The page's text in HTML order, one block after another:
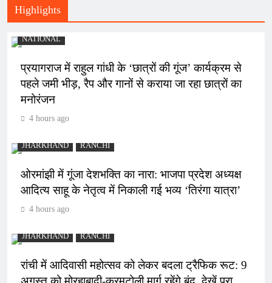
Highlights
NATIONAL
प्रयागराज में राहुल गांधी के ‘छात्रों की गूंज’ कार्यक्रम से
पहले जमी भीड़, रैप और गानों से कराया जा रहा छात्रों का
मनोरंजन
4 hours ago
JHARKHAND RANCHI
ओरमांझी में गूंजा देशभक्ति का नारा: भाजपा प्रदेश अध्यक्ष
आदित्य साहू के नेतृत्व में निकाली गई भव्य ‘तिरंगा यात्रा’
4 hours ago
JHARKHAND RANCHI
रांची में आदिवासी महोत्सव को लेकर बदला ट्रैफिक रूट: 9